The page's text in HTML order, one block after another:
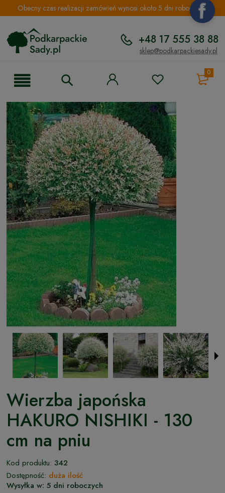
Obecny czas realizacji zamówień wynosi około 5 dni roboczych.
+48 17 555 38 88
sklep@podkarpackiesady.pl
0
Wierzba japońska
HAKURO NISHIKI - 130
cm na pniu
Kod produktu: 342
Dostępność: duża ilość
Wysyłka w: 5 dni roboczych